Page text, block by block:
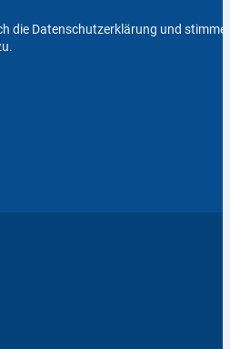
die Datenschutzerklärung und